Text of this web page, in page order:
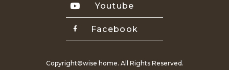
Youtube
Facebook
Copyright©wise home. All Rights Reserved.